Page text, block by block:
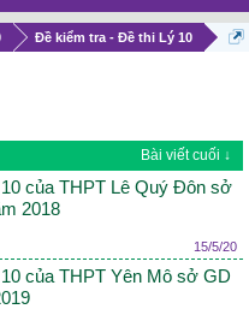
Đề kiểm tra - Đề thi Lý 10
Bài viết cuối ↓
của THPT Lê Quý Đôn sở
2018
15/5/20
của THPT Yên Mô sở GD